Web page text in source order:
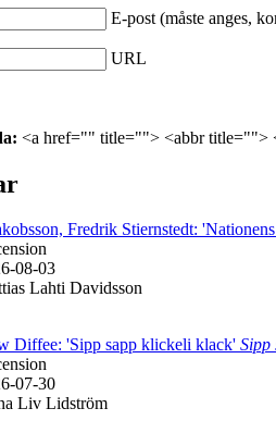
E-post (måste anges,
URL
<a href="" title=""> <abbr title="">
08-03
Lahti Davidsson
Sipp
07-30
Liv Lidström